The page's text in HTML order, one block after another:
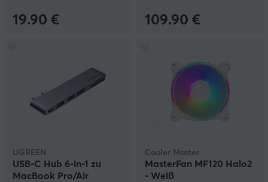
19.90 € 109.90 €
UGREEN
USB-C Hub 6-in-1 zu
MacBook Pro/Air
Cooler Master
MasterFan MF120 Halo2
- Weiß